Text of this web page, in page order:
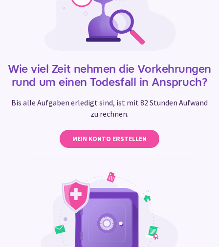
Wie viel Zeit nehmen die Vorkehrungen
rund um einen Todesfall in Anspruch?
Bis alle Aufgaben erledigt sind, ist mit 82 Stunden Aufwand
zu rechnen.
MEIN KONTO ERSTELLEN